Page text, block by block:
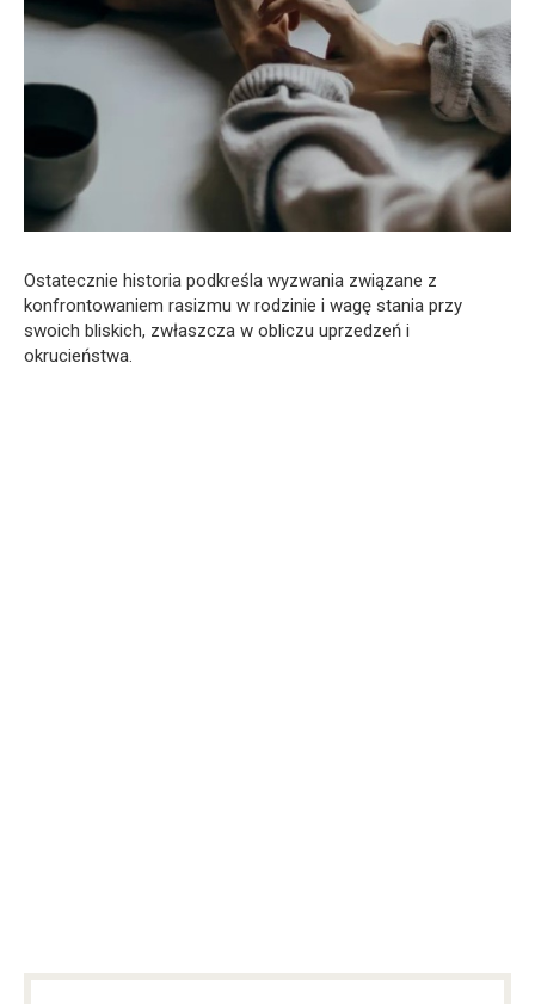
Ostatecznie historia podkreśla wyzwania związane z
konfrontowaniem rasizmu w rodzinie i wagę stania przy
swoich bliskich, zwłaszcza w obliczu uprzedzeń i
okrucieństwa.